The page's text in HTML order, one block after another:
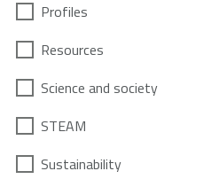
Profiles
Resources
Science and society
STEAM
Sustainability